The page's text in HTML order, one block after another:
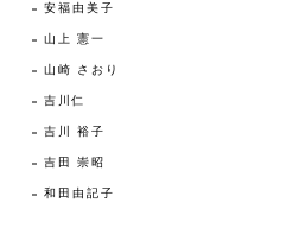
安福由美子
山上 憲一
山崎 さおり
吉川仁
吉川 裕子
吉田 崇昭
和田由記子